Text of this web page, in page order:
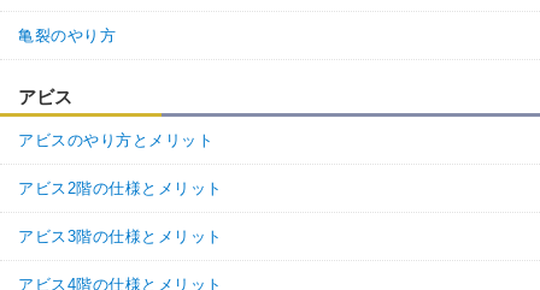
亀裂のやり方
アビス
アビスのやり方とメリット
アビス2階の仕様とメリット
アビス3階の仕様とメリット
アビス4階の仕様とメリット